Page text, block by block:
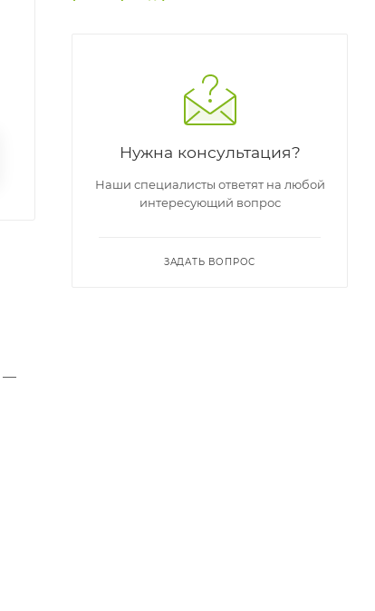
—
Нужна консультация?
Наши специалисты ответят на любой
интересующий вопрос
ЗАДАТЬ ВОПРОС